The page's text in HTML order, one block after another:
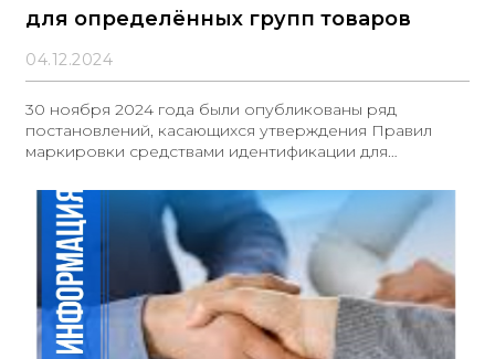
для определённых групп товаров
04.12.2024
30 ноября 2024 года были опубликованы ряд
постановлений, касающихся утверждения Правил
маркировки средствами идентификации для
косметической продукции и товаров бытовой химии,
упакованных в потребительскую упаковку;-
бакалейной и иной пищевой продукции, упакованной
в потребительскую упаковку;- смазочных материалов
и специальных автомобильных жидкостей. Согласно
данным постановлениям, участники оборота обязаны
предоставлять информацию о маркировке указанных
товарных групп в информационную систему